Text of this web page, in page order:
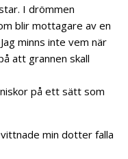
I drömmen
blir mottagare av en
minns inte vem när
att grannen skall
på ett sätt som
min dotter falla